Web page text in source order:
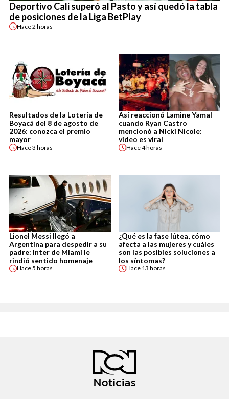
Deportivo Cali superó al Pasto y así quedó la tabla
de posiciones de la Liga BetPlay
Hace2 horas
Resultados de la Lotería de
Boyacá del 8 de agosto de
2026: conozca el premio
mayor
Hace3 horas
Así reaccionó Lamine Yamal
cuando Ryan Castro
mencionó a Nicki Nicole:
video es viral
Hace4 horas
Lionel Messi llegó a
Argentina para despedir a su
padre: Inter de Miami le
rindió sentido homenaje
Hace5 horas
¿Qué es la fase lútea, cómo
afecta a las mujeres y cuáles
son las posibles soluciones a
los síntomas?
Hace 13 horas